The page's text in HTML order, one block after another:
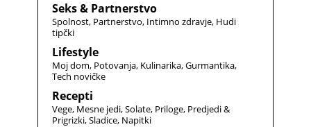
Seks & Partnerstvo
Spolnost Partnerstvo Intimno zdravje Hudi
tipčki
Lifestyle
Moj dom Potovanja Kulinarika Gurmantika
Tech novičke
Recepti
Vege Mesne jedi Solate Priloge Predjedi &
Prigrizki Sladice Napitki